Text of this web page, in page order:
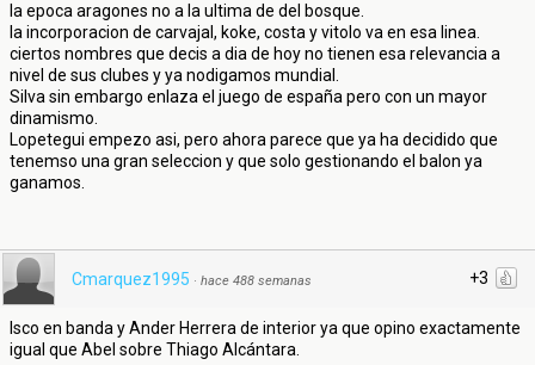
la epoca aragones no a la ultima de del bosque.
la incorporacion de carvajal, koke, costa y vitolo va en esa linea.
ciertos nombres que decis a dia de hoy no tienen esa relevancia a
nivel de sus clubes y ya nodigamos mundial.
Silva sin embargo enlaza el juego de españa pero con un mayor
dinamismo.
Lopetegui empezo asi, pero ahora parece que ya ha decidido que
tenemso una gran seleccion y que solo gestionando el balon ya
ganamos.
+3
Cmarquez1995 · hace 488 semanas
Isco en banda y Ander Herrera de interior ya que opino exactamente
igual que Abel sobre Thiago Alcántara.